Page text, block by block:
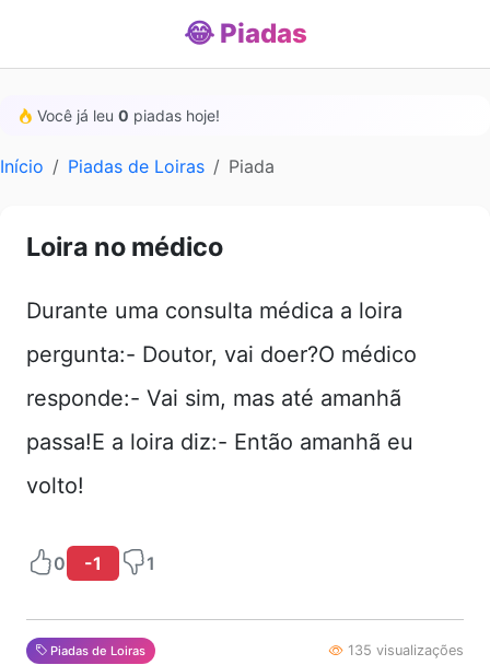
😂 Piadas
Você já leu 0 piadas hoje!
Início Piadas de Loiras Piada
Loira no médico
Durante uma consulta médica a loira
pergunta:- Doutor, vai doer?O médico
responde:- Vai sim, mas até amanhã
passa!E a loira diz:- Então amanhã eu
volto!
0 -1 1
Piadas de Loiras 135 visualizações